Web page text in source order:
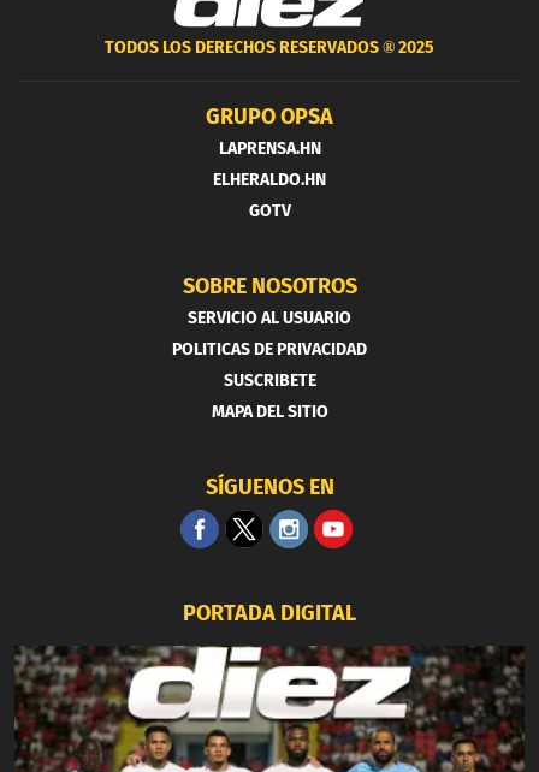
TODOS LOS DERECHOS RESERVADOS ®2025
GRUPO OPSA
LAPRENSA.HN
ELHERALDO.HN
GOTV
SOBRE NOSOTROS
SERVICIO AL USUARIO
POLITICAS DE PRIVACIDAD
SUSCRIBETE
MAPA DEL SITIO
SÍGUENOS EN
PORTADA DIGITAL